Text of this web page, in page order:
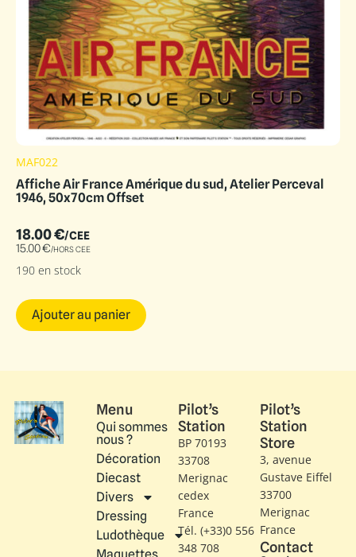
MAF022
Affiche Air France Amérique du sud, Atelier Perceval
1946, 50x70cm Offset
18.00€/CEE
15.00€/HORS CEE
190 en stock
Ajouter au panier
Menu
Qui sommes
nous ?
Décoration
Diecast
Divers
Dressing
Ludothèque
Pilot’s
Station
BP 70193
33708
Merignac
cedex
France
Tél. (+33)0 556
348 708
Pilot’s
Station
Store
3, avenue
Gustave Eiffel​
33700
Merignac
France
Contact